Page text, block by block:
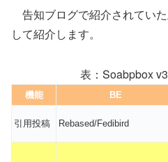
告知ブログで紹介されてい
して紹介します。
Soabpbox
機能 BE
引用投稿 Rebased/Fedibird